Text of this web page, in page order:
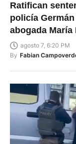
Ratifican
policía
abogada María
agosto 7, 6:20 PM
By Fabian